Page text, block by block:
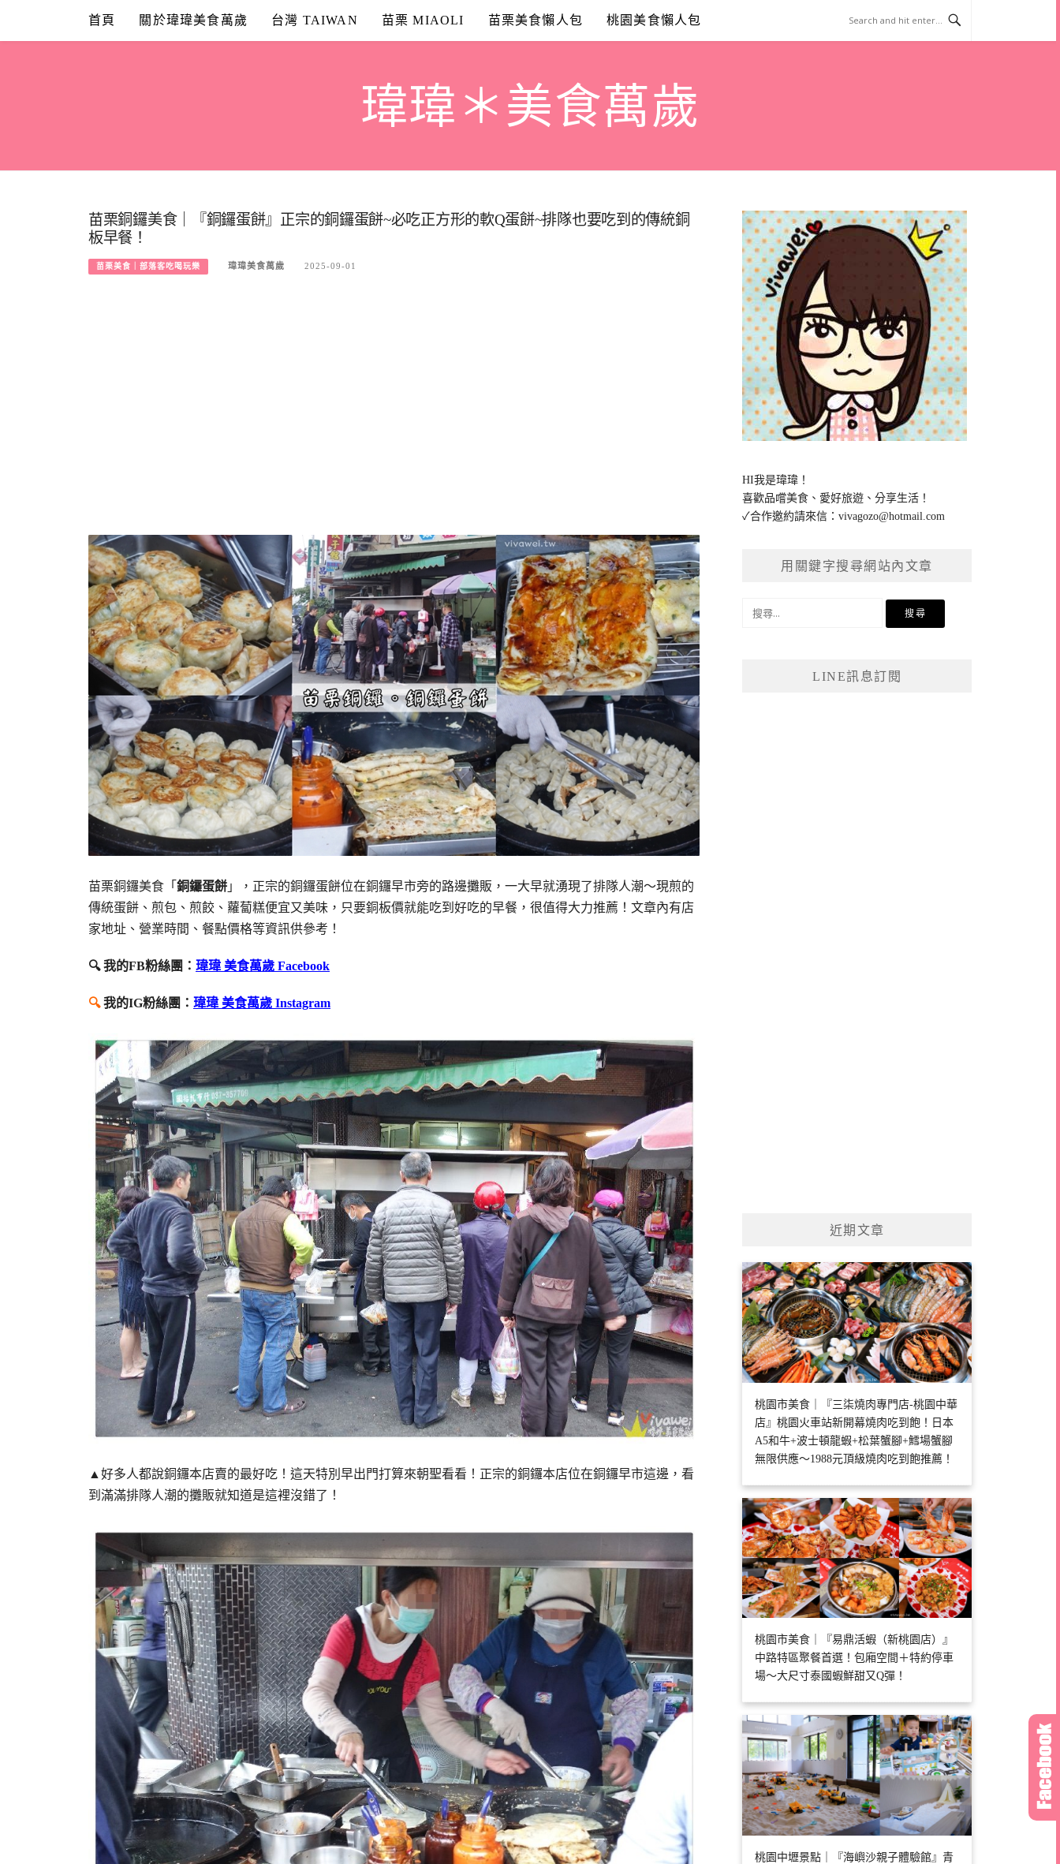
content
首頁 關於瑋瑋美食萬歲 台灣 TAIWAN 苗栗 MIAOLI 苗栗美食懶人包 桃園美食懶人包
瑋瑋＊美食萬歲
苗栗銅鑼美食｜『銅鑼蛋餅』正宗的銅鑼蛋餅~必吃正方形的軟Q蛋餅~排隊也要吃到的傳統銅
板早餐！
苗栗美食｜部落客吃喝玩樂 瑋瑋美食萬歲 2025-09-01
苗栗銅鑼美食「 銅鑼蛋餅 」，正宗的銅鑼蛋餅位在銅鑼早市旁的路邊攤販，一大早就湧現了排隊人潮～現煎的
傳統蛋餅、煎包、煎餃、蘿蔔糕便宜又美味，只要銅板價就能吃到好吃的早餐，很值得大力推薦！文章內有店
家地址、營業時間、餐點價格等資訊供參考！
🔍 我的FB粉絲團： 瑋瑋 美食萬歲 Facebook
🔍我的IG粉絲團： 瑋瑋 美食萬歲 Instagram
▲好多人都說銅鑼本店賣的最好吃！這天特別早出門打算來朝聖看看！正宗的銅鑼本店位在銅鑼早市這邊，看
到滿滿排隊人潮的攤販就知道是這裡沒錯了！
HI我是瑋瑋！
喜歡品嚐美食、愛好旅遊、分享生活！
✓合作邀約請來信：vivagozo@hotmail.com
用關鍵字搜尋網站內文章
LINE訊息訂閱
近期文章
桃園市美食｜『三柒燒肉專門店-桃園中華
店』桃園火車站新開幕燒肉吃到飽！日本
A5和牛+波士頓龍蝦+松葉蟹腳+鱈場蟹腳
無限供應～1988元頂級燒肉吃到飽推薦！
桃園市美食｜『易鼎活蝦（新桃園店）』
中路特區聚餐首選！包廂空間＋特約停車
場～大尺寸泰國蝦鮮甜又Q彈！
桃園中壢景點｜『海嶼沙親子體驗館』青